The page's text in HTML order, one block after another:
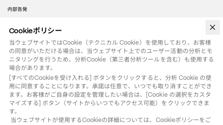
内部告発
WeChat
Cookieポリシー
当ウェブサイトではCookie（テクニカル Cookie）を使用しており、お客様
の同意がいただける場合は、当ウェブサイト上でのユーザー活動の分析とモ
ニタリングを行うため、分析Cookie（第三者分析ツールを含む）も使用する
場合があります。
[すべてのCookieを受け入れる] ボタンをクリックすると、分析 Cookie の使
用に同意することになります。承諾は任意で、いつでも取り消すことができ
ます。お客様がご自身の設定を管理したい場合は、[Cookie の選択をカスタ
マイズする] ボタン（サイトからいつでもアクセス可能）をクリックできま
す。